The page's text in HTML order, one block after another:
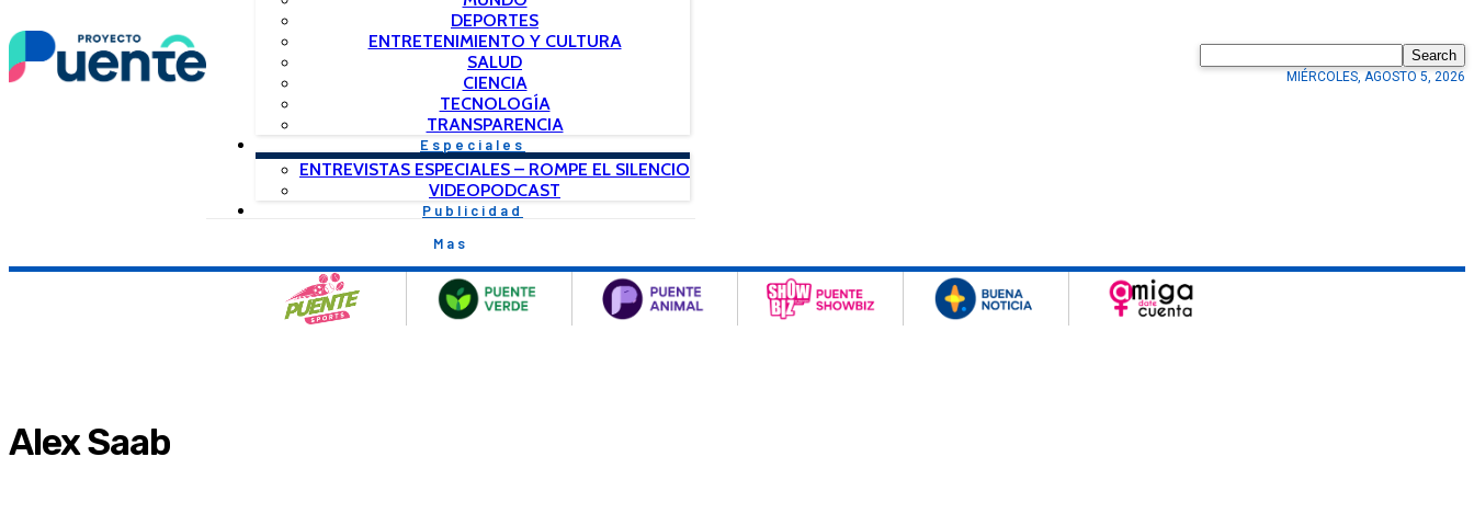
DEPORTES
ENTRETENIMIENTO Y CULTURA
SALUD
CIENCIA
TECNOLOGÍA
TRANSPARENCIA
Especiales
ENTREVISTAS ESPECIALES – ROMPE EL SILENCIO
VIDEOPODCAST
Publicidad
Mas
Search
MIÉRCOLES, AGOSTO 5, 2026
Alex Saab